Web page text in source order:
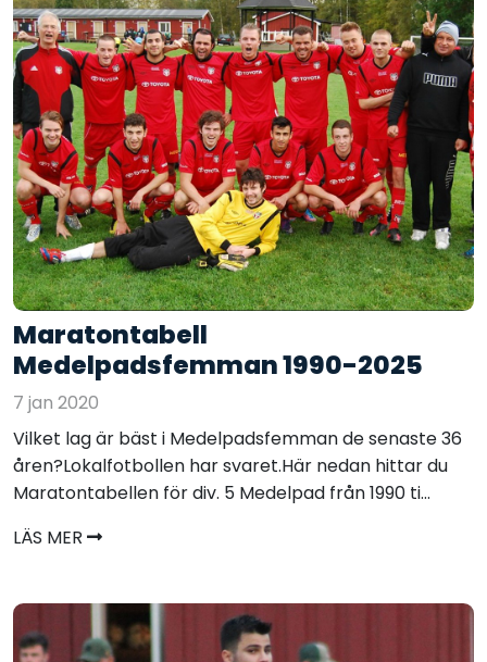
Maratontabell
Medelpadsfemman 1990-2025
7 jan 2020
Vilket lag är bäst i Medelpadsfemman de senaste 36
åren?Lokalfotbollen har svaret.Här nedan hittar du
Maratontabellen för div. 5 Medelpad från 1990 ti...
LÄS MER